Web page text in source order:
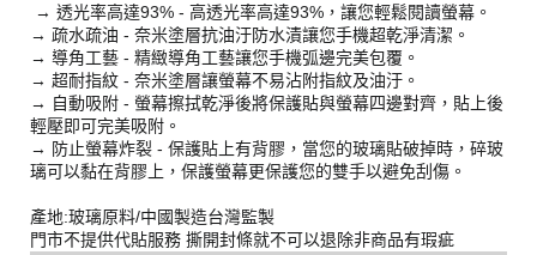
→ 透光率高達93% - 高透光率高達93%，讓您輕鬆閱讀螢幕。
→ 疏水疏油 - 奈米塗層抗油汙防水漬讓您手機超乾淨清潔。
→ 導角工藝 - 精緻導角工藝讓您手機弧邊完美包覆。
→ 超耐指紋 - 奈米塗層讓螢幕不易沾附指紋及油汙。
→ 自動吸附 - 螢幕擦拭乾淨後將保護貼與螢幕四邊對齊，貼上後
輕壓即可完美吸附。
→ 防止螢幕炸裂 - 保護貼上有背膠，當您的玻璃貼破掉時，碎玻
璃可以黏在背膠上，保護螢幕更保護您的雙手以避免刮傷。
產地:玻璃原料/中國製造台灣監製
門市不提供代貼服務 撕開封條就不可以退除非商品有瑕疵